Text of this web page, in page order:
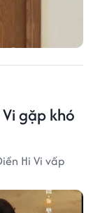
gặp khó
Hi Vi vấp